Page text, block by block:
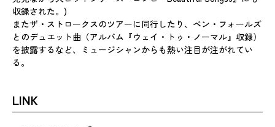
収録された。)
またザ・ストロークスのツアーに同行したり、ベン・フォールズ
とのデュエット曲（アルバム『ウェイ・トゥ・ノーマル』収録）
を披露するなど、ミュージシャンからも熱い注目が注がれてい
る。
LINK